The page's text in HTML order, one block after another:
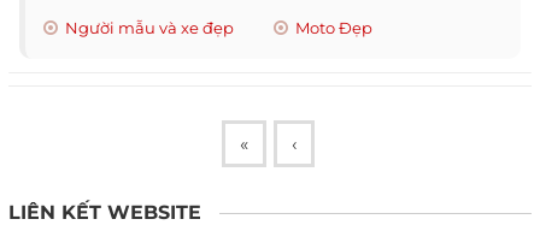
Người mẫu và xe đẹp
Moto Đẹp
« ‹
LIÊN KẾT WEBSITE